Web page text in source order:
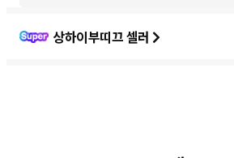
상하이부띠끄 셀러